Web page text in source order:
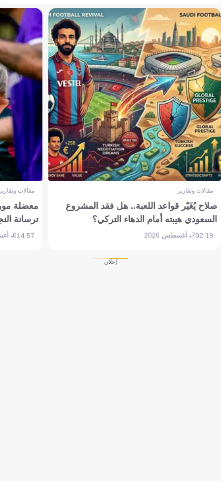
مقالات وتقارير
صلاح يُغَيّر قواعد اللعبة.. هل فقد المشروع
السعودي هيبته أمام الدهاء التركي؟
02:197 أغسطس 2026
مقالات
معضلة
ترسانة
14:576 أغسطس 2026
إعلان